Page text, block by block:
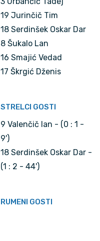
19 Jurinčič Tim
18 Serdinšek Oskar Dar
8 Šukalo Lan
16 Smajić Vedad
17 Škrgić Dženis
STRELCI GOSTI
9 Valenčič Ian - (0 : 1 -
9')
18 Serdinšek Oskar Dar -
(1 : 2 - 44')
RUMENI GOSTI